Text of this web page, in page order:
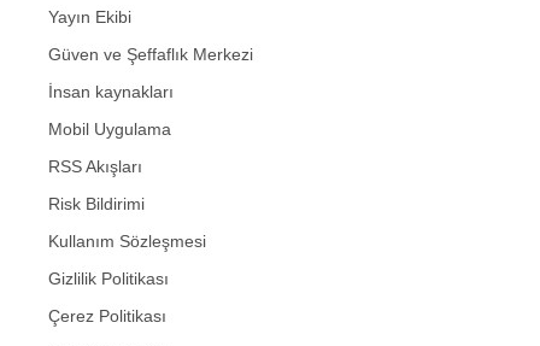
Yayın Ekibi
Güven ve Şeffaflık Merkezi
İnsan kaynakları
Mobil Uygulama
RSS Akışları
Risk Bildirimi
Kullanım Sözleşmesi
Gizlilik Politikası
Çerez Politikası